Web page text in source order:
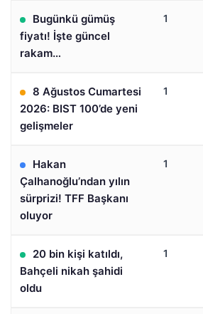
Bugünkü gümüş
fiyatı! İşte güncel
rakam…
1
8 Ağustos Cumartesi
2026: BIST 100’de yeni
gelişmeler
1
Hakan
Çalhanoğlu’ndan yılın
sürprizi! TFF Başkanı
oluyor
1
20 bin kişi katıldı,
Bahçeli nikah şahidi
oldu
1